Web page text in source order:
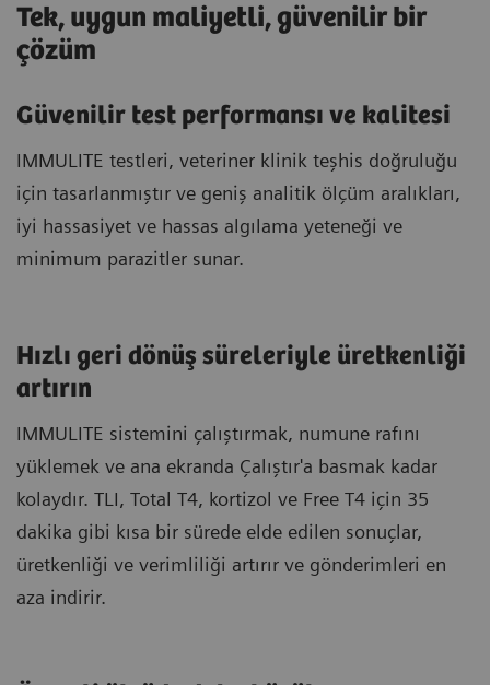
Tek, uygun maliyetli, güvenilir bir
çözüm
Güvenilir test performansı ve kalitesi
IMMULITE testleri, veteriner klinik teşhis doğruluğu
için tasarlanmıştır ve geniş analitik ölçüm aralıkları,
iyi hassasiyet ve hassas algılama yeteneği ve
minimum parazitler sunar.
Hızlı geri dönüş süreleriyle üretkenliği
artırın
IMMULITE sistemini çalıştırmak, numune rafını
yüklemek ve ana ekranda Çalıştır'a basmak kadar
kolaydır. TLI, Total T4, kortizol ve Free T4 için 35
dakika gibi kısa bir sürede elde edilen sonuçlar,
üretkenliği ve verimliliği artırır ve gönderimleri en
aza indirir.